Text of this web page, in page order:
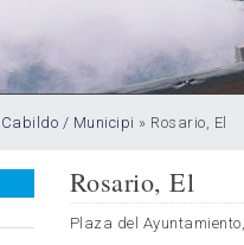
Cabildo / Municipi » Rosario, El
Rosario, El
Plaza del